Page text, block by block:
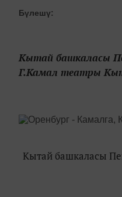
Бүлешү:
Кытай башкаласы
Г.Камал театры
Кытай башкаласы